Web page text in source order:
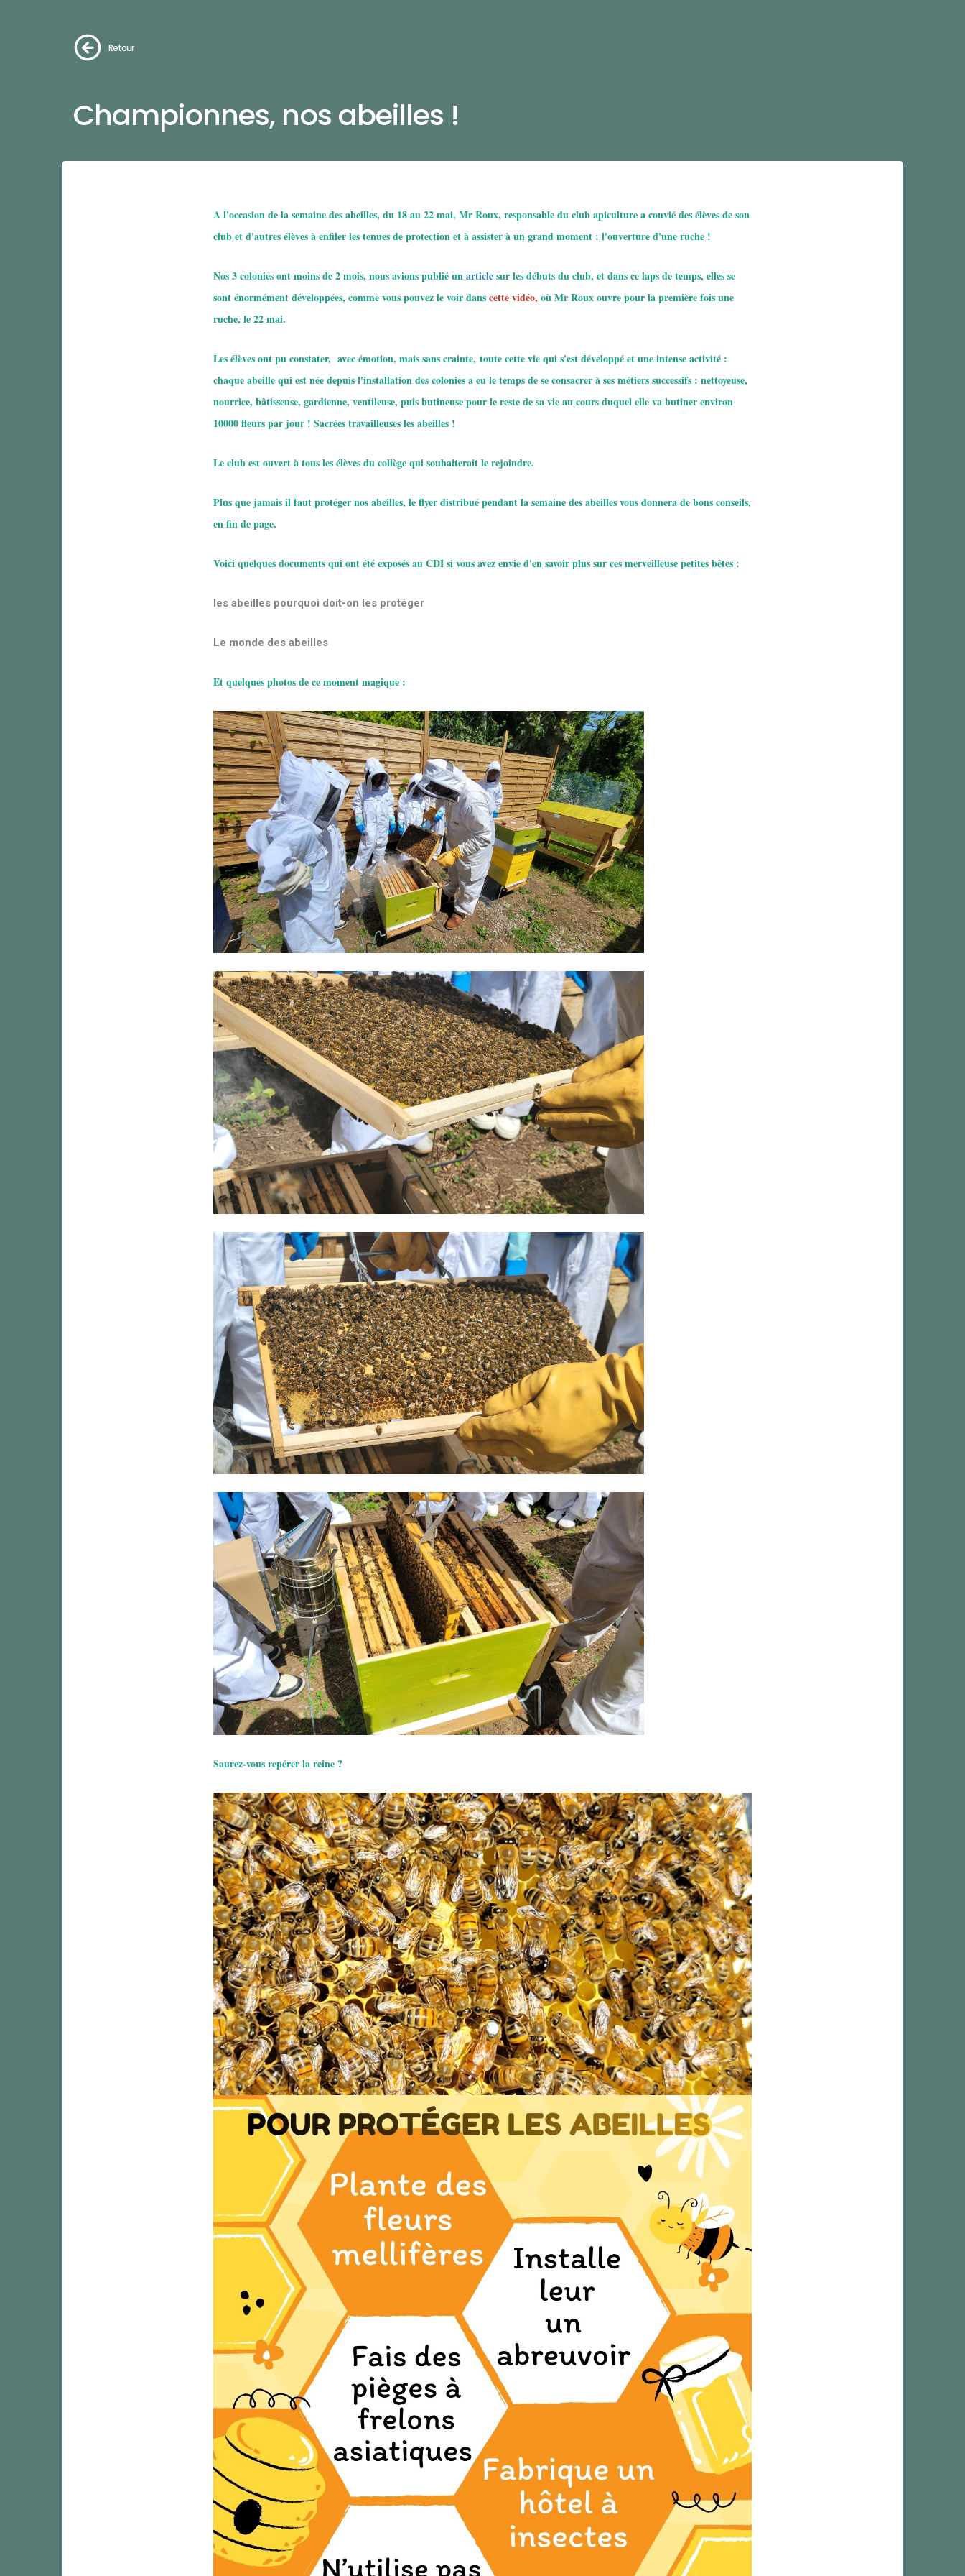
Retour
Championnes, nos abeilles !
A l'occasion de la semaine des abeilles, du 18 au 22 mai, Mr Roux, responsable du club apiculture a convié des élèves de son
club et d'autres élèves à enfiler les tenues de protection et à assister à un grand moment : l'ouverture d'une ruche !
Nos 3 colonies ont moins de 2 mois, nous avions publié unarticlesur les débuts du club, et dans ce laps de temps, elles se
sont énormément développées, comme vous pouvez le voir danscette vidéo, où Mr Roux ouvre pour la première fois une
ruche, le 22 mai.
Les élèves ont pu constater, avec émotion, mais sans crainte, toute cette vie qui s'est développé et une intense activité :
chaque abeille qui est née depuis l'installation des colonies a eu le temps de se consacrer à ses métiers successifs : nettoyeuse,
nourrice, bâtisseuse, gardienne, ventileuse, puis butineuse pour le reste de sa vie au cours duquel elle va butiner environ
10000 fleurs par jour ! Sacrées travailleuses les abeilles !
Le club est ouvert à tous les élèves du collège qui souhaiterait le rejoindre.
Plus que jamais il faut protéger nos abeilles, le flyer distribué pendant la semaine des abeilles vous donnera de bons conseils,
en fin de page.
Voici quelques documents qui ont été exposés au CDI si vous avez envie d'en savoir plus sur ces merveilleuse petites bêtes :
les abeilles pourquoi doit-on les protéger
Le monde des abeilles
Et quelques photos de ce moment magique :
Saurez-vous repérer la reine ?